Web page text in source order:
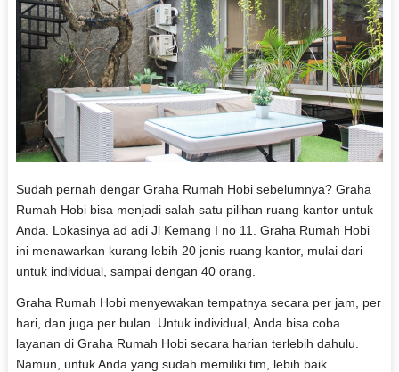
Sudah pernah dengar Graha Rumah Hobi sebelumnya? Graha
Rumah Hobi bisa menjadi salah satu pilihan ruang kantor untuk
Anda. Lokasinya ad adi Jl Kemang I no 11. Graha Rumah Hobi
ini menawarkan kurang lebih 20 jenis ruang kantor, mulai dari
untuk individual, sampai dengan 40 orang.
Graha Rumah Hobi menyewakan tempatnya secara per jam, per
hari, dan juga per bulan. Untuk individual, Anda bisa coba
layanan di Graha Rumah Hobi secara harian terlebih dahulu.
Namun, untuk Anda yang sudah memiliki tim, lebih baik